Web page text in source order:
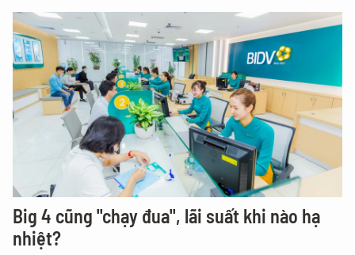
Big 4 cũng "chạy đua", lãi suất khi nào hạ
nhiệt?